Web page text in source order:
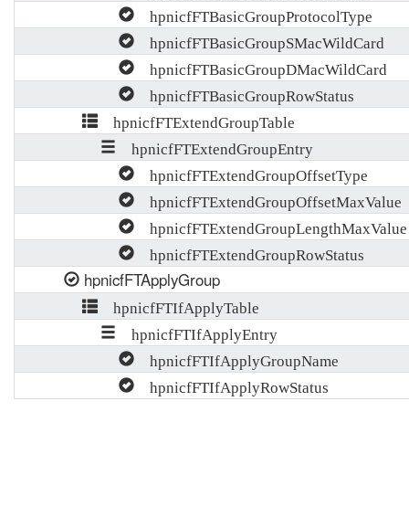
hpnicfFTBasicGroupProtocolType
hpnicfFTBasicGroupSMacWildCard
hpnicfFTBasicGroupDMacWildCard
hpnicfFTBasicGroupRowStatus
hpnicfFTExtendGroupTable
hpnicfFTExtendGroupEntry
hpnicfFTExtendGroupOffsetType
hpnicfFTExtendGroupOffsetMaxValue
hpnicfFTExtendGroupLengthMaxValue
hpnicfFTExtendGroupRowStatus
hpnicfFTApplyGroup
hpnicfFTIfApplyTable
hpnicfFTIfApplyEntry
hpnicfFTIfApplyGroupName
hpnicfFTIfApplyRowStatus